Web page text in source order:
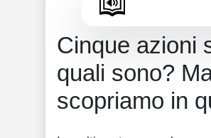
Cinque azioni
quali sono?
scopriamo in